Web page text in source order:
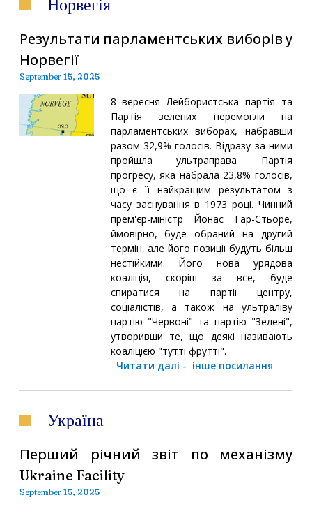
Норвегія
Результати парламентських виборів у
Норвегії
September 15, 2025
8 вересня Лейбористська партія та
Партія зелених перемогли на
парламентських виборах, набравши
разом 32,9% голосів. Відразу за ними
пройшла ультраправа Партія
прогресу, яка набрала 23,8% голосів,
що є її найкращим результатом з
часу заснування в 1973 році. Чинний
прем'єр-міністр Йонас Гар-Стьоре,
ймовірно, буде обраний на другий
термін, але його позиції будуть більш
нестійкими. Його нова урядова
коаліція, скоріш за все, буде
спиратися на партії центру,
соціалістів, а також на ультраліву
партію "Червоні" та партію "Зелені",
утворивши те, що деякі називають
коаліцією "тутті фрутті".
Читати далі - інше посилання
Україна
Перший річний звіт по механізму
Ukraine Facility
September 15, 2025